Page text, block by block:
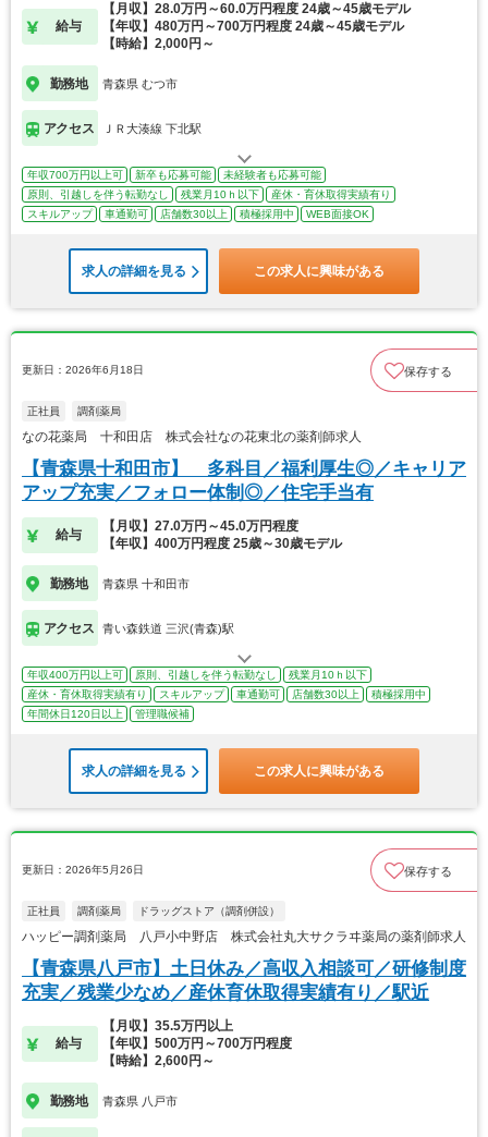
給与
【月収】28.0万円～60.0万円程度 24歳～45歳モデル
【年収】480万円～700万円程度 24歳～45歳モデル
【時給】2,000円～
勤務地 青森県 むつ市
アクセス ＪＲ大湊線 下北駅
年収700万円以上可 新卒も応募可能
未経験者も応募可能
原則、引越しを伴う転勤なし
残業月10ｈ以下
産休・育休取得実績有り
スキルアップ
車通勤可 店舗数30以上 積極採用中 WEB面接OK
求人の詳細を見る この求人に興味がある
更新日：2026年6月18日 保存する
正社員 調剤薬局
なの花薬局 十和田店 株式会社なの花東北の薬剤師求人
【青森県十和田市】 多科目／福利厚生◎／キャリア
アップ充実／フォロー体制◎／住宅手当有
給与
【月収】27.0万円～45.0万円程度
【年収】400万円程度 25歳～30歳モデル
勤務地 青森県 十和田市
アクセス 青い森鉄道 三沢(青森)駅
年収400万円以上可 原則、引越しを伴う転勤なし
残業月10ｈ以下
産休・育休取得実績有り
スキルアップ 車通勤可 店舗数30以上
積極採用中
年間休日120日以上
管理職候補
求人の詳細を見る この求人に興味がある
更新日：2026年5月26日 保存する
正社員 調剤薬局 ドラッグストア（調剤併設）
ハッピー調剤薬局 八戸小中野店 株式会社丸大サクラヰ薬局の薬剤師求人
【青森県八戸市】土日休み／高収入相談可／研修制度
充実／残業少なめ／産休育休取得実績有り／駅近
給与
【月収】35.5万円以上
【年収】500万円～700万円程度
【時給】2,600円～
勤務地 青森県 八戸市